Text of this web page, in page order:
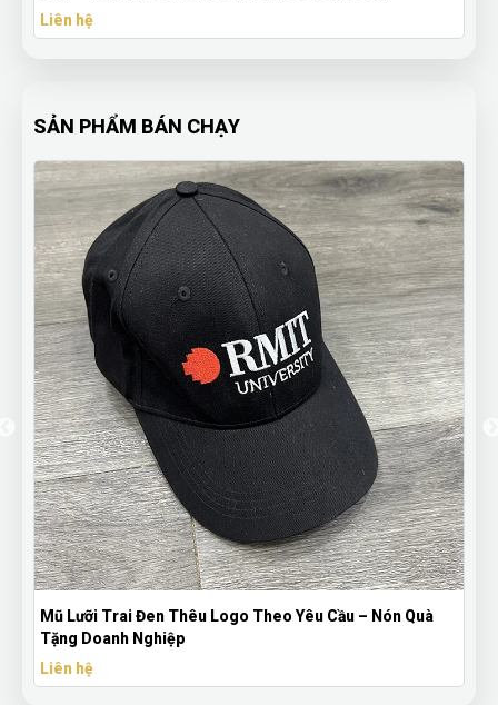
Liên hệ
SẢN PHẨM BÁN CHẠY
Mũ Lưỡi Trai Đen Thêu Logo Theo Yêu Cầu – Nón Quà
Tặng Doanh Nghiệp
Liên hệ